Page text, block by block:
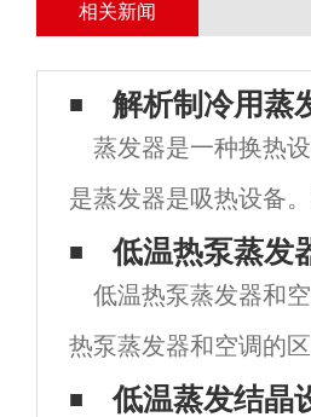
相关新闻
解析制冷用蒸
蒸发器是一种换热
是蒸发器是吸热设备
化，从需要冷却的物
空间的温度降低，达
低温热泵蒸发
低温热泵蒸发器和
热泵蒸发器和空调的
其中一些主要区别：
低温蒸发结晶